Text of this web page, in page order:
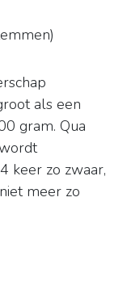
)
als een
gram. Qua
keer zo zwaar,
meer zo